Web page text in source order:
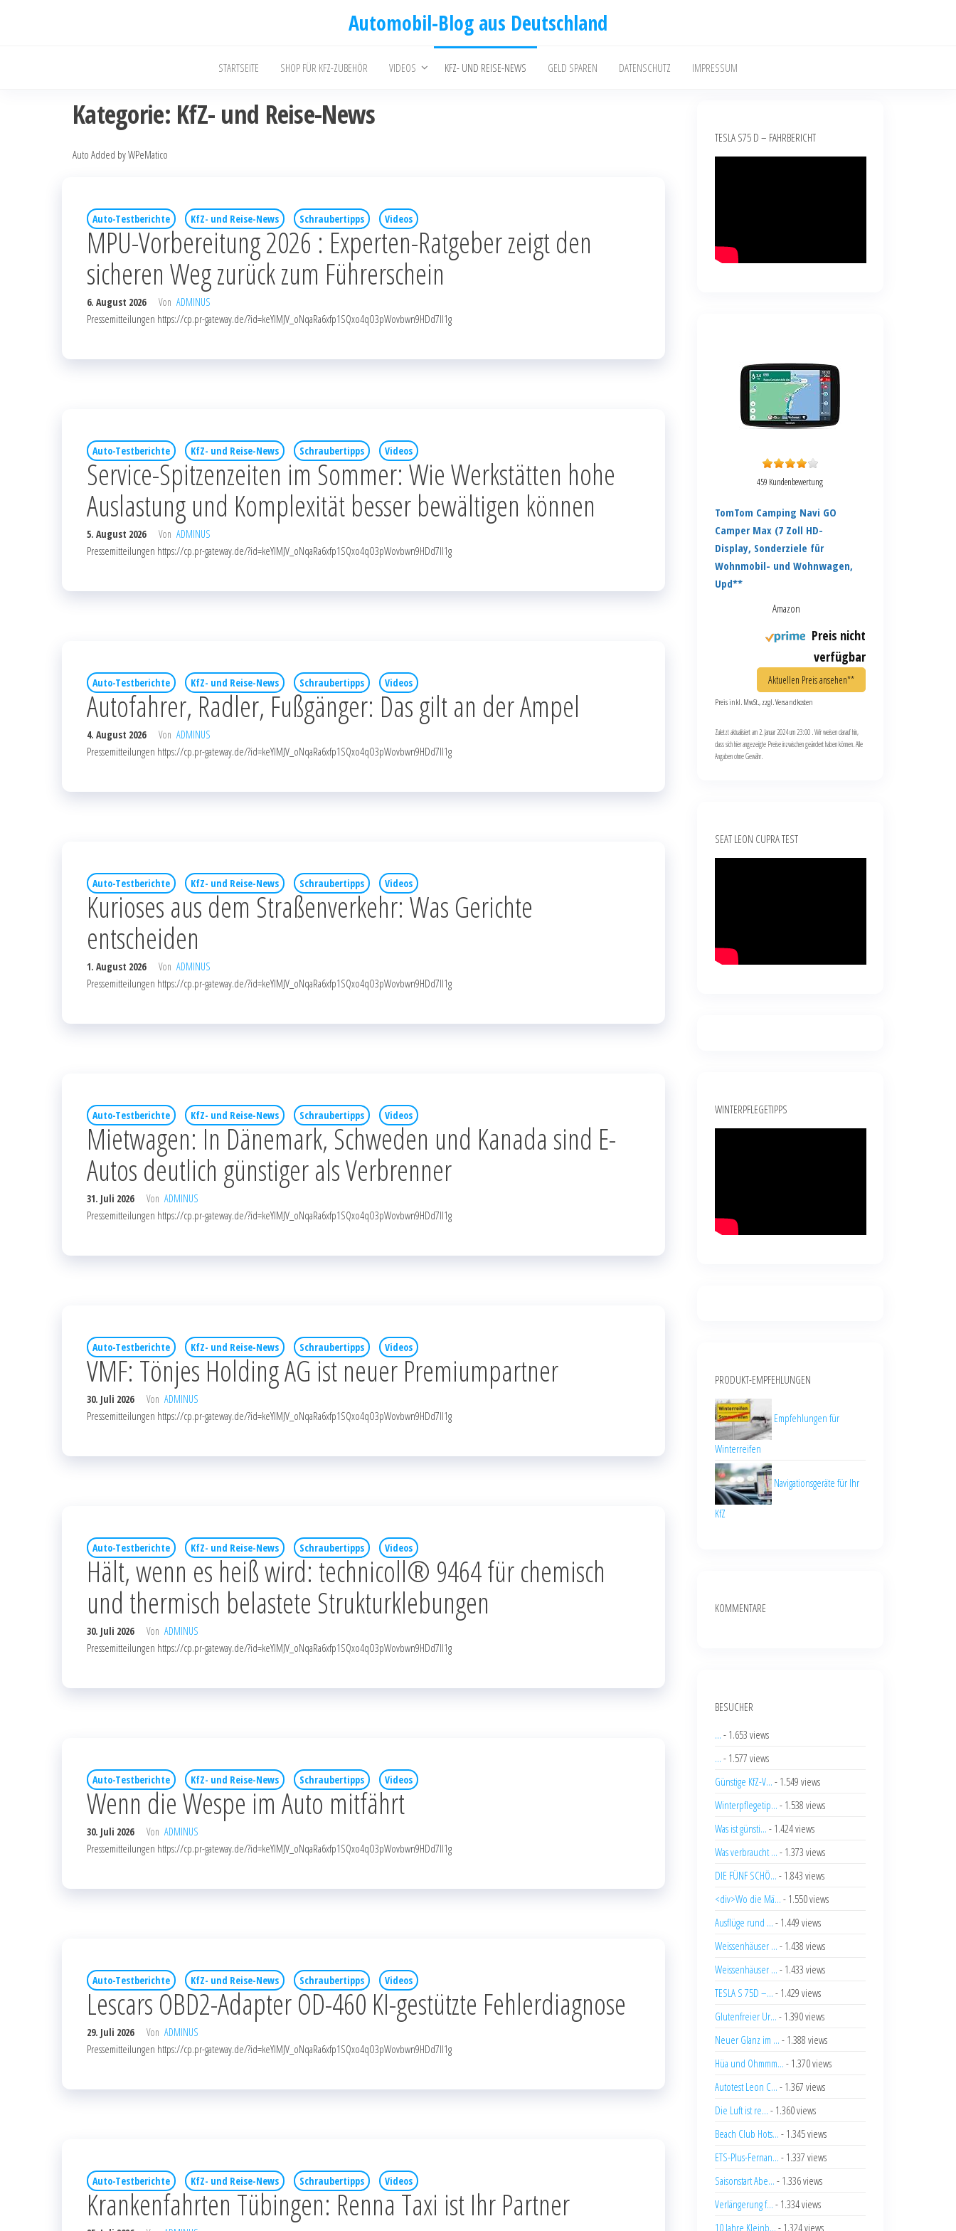
Automobil-Blog aus Deutschland
STARTSEITE SHOP FÜR KFZ-ZUBEHÖR VIDEOS KFZ- UND REISE-NEWS GELD SPAREN DATENSCHUTZ IMPRESSUM
Kategorie: KfZ- und Reise-News
Auto Added by WPeMatico
Auto-Testberichte KfZ- und Reise-News Schraubertipps Videos
MPU-Vorbereitung 2026 : Experten-Ratgeber zeigt den
sicheren Weg zurück zum Führerschein
6. August 2026 Von ADMINUS
Pressemitteilungen https://cp.pr-gateway.de/?id=keYlMJV_oNqaRa6xfp1SQxo4qO3pWovbwn9HDd7Il1g
Auto-Testberichte KfZ- und Reise-News Schraubertipps Videos
Service-Spitzenzeiten im Sommer: Wie Werkstätten hohe
Auslastung und Komplexität besser bewältigen können
5. August 2026 Von ADMINUS
Pressemitteilungen https://cp.pr-gateway.de/?id=keYlMJV_oNqaRa6xfp1SQxo4qO3pWovbwn9HDd7Il1g
Auto-Testberichte KfZ- und Reise-News Schraubertipps Videos
Autofahrer, Radler, Fußgänger: Das gilt an der Ampel
4. August 2026 Von ADMINUS
Pressemitteilungen https://cp.pr-gateway.de/?id=keYlMJV_oNqaRa6xfp1SQxo4qO3pWovbwn9HDd7Il1g
Auto-Testberichte KfZ- und Reise-News Schraubertipps Videos
Kurioses aus dem Straßenverkehr: Was Gerichte
entscheiden
1. August 2026 Von ADMINUS
Pressemitteilungen https://cp.pr-gateway.de/?id=keYlMJV_oNqaRa6xfp1SQxo4qO3pWovbwn9HDd7Il1g
Auto-Testberichte KfZ- und Reise-News Schraubertipps Videos
Mietwagen: In Dänemark, Schweden und Kanada sind E-
Autos deutlich günstiger als Verbrenner
31. Juli 2026 Von ADMINUS
Pressemitteilungen https://cp.pr-gateway.de/?id=keYlMJV_oNqaRa6xfp1SQxo4qO3pWovbwn9HDd7Il1g
Auto-Testberichte KfZ- und Reise-News Schraubertipps Videos
VMF: Tönjes Holding AG ist neuer Premiumpartner
30. Juli 2026 Von ADMINUS
Pressemitteilungen https://cp.pr-gateway.de/?id=keYlMJV_oNqaRa6xfp1SQxo4qO3pWovbwn9HDd7Il1g
Auto-Testberichte KfZ- und Reise-News Schraubertipps Videos
Hält, wenn es heiß wird: technicoll® 9464 für chemisch
und thermisch belastete Strukturklebungen
30. Juli 2026 Von ADMINUS
Pressemitteilungen https://cp.pr-gateway.de/?id=keYlMJV_oNqaRa6xfp1SQxo4qO3pWovbwn9HDd7Il1g
Auto-Testberichte KfZ- und Reise-News Schraubertipps Videos
Wenn die Wespe im Auto mitfährt
30. Juli 2026 Von ADMINUS
Pressemitteilungen https://cp.pr-gateway.de/?id=keYlMJV_oNqaRa6xfp1SQxo4qO3pWovbwn9HDd7Il1g
Auto-Testberichte KfZ- und Reise-News Schraubertipps Videos
Lescars OBD2-Adapter OD-460 KI-gestützte Fehlerdiagnose
29. Juli 2026 Von ADMINUS
Pressemitteilungen https://cp.pr-gateway.de/?id=keYlMJV_oNqaRa6xfp1SQxo4qO3pWovbwn9HDd7Il1g
Auto-Testberichte KfZ- und Reise-News Schraubertipps Videos
Krankenfahrten Tübingen: Renna Taxi ist Ihr Partner
TESLA S75 D – FAHRBERICHT
459 Kundenbewertung
TomTom Camping Navi GO
Camper Max (7 Zoll HD-
Display, Sonderziele für
Wohnmobil- und Wohnwagen,
Upd**
Amazon
Preis nicht
verfügbar
Aktuellen Preis ansehen**
Preis inkl. MwSt., zzgl. Versandkosten
Zuletzt aktualisiert am 2. Januar 2024 um 23:00 . Wir weisen darauf hin,
dass sich hier angezeigte Preise inzwischen geändert haben können. Alle
Angaben ohne Gewähr.
SEAT LEON CUPRA TEST
WINTERPFLEGETIPPS
PRODUKT-EMPFEHLUNGEN
Empfehlungen für
Winterreifen
Navigationsgeräte für Ihr
KfZ
KOMMENTARE
BESUCHER
... - 1.653 views
... - 1.577 views
Günstige KfZ-V... - 1.549 views
Winterpflegetip... - 1.538 views
Was ist günsti... - 1.424 views
Was verbraucht ... - 1.373 views
DIE FÜNF SCHÖ... - 1.843 views
<div>Wo die Mä... - 1.550 views
Ausflüge rund ... - 1.449 views
Weissenhäuser ... - 1.438 views
Weissenhäuser ... - 1.433 views
TESLA S 75D –... - 1.429 views
Glutenfreier Ur... - 1.390 views
Neuer Glanz im ... - 1.388 views
Hüa und Ohmmm... - 1.370 views
Autotest Leon C... - 1.367 views
Die Luft ist re... - 1.360 views
Beach Club Hots... - 1.345 views
ETS-Plus-Fernan... - 1.337 views
Saisonstart Abe... - 1.336 views
Verlängerung f... - 1.334 views
10 Jahre Kleinb... - 1.324 views